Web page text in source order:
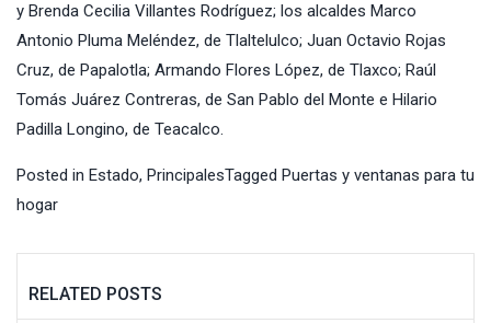
y Brenda Cecilia Villantes Rodríguez; los alcaldes Marco
Antonio Pluma Meléndez, de Tlaltelulco; Juan Octavio Rojas
Cruz, de Papalotla; Armando Flores López, de Tlaxco; Raúl
Tomás Juárez Contreras, de San Pablo del Monte e Hilario
Padilla Longino, de Teacalco.
Posted in Estado, PrincipalesTagged Puertas y ventanas para tu
hogar
RELATED POSTS